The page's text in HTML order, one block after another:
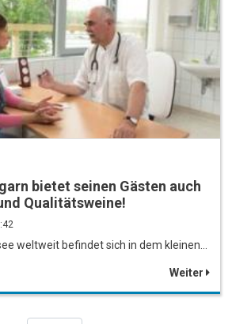
bietet seinen Gästen auch
Qualitätsweine!
weltweit befindet sich in dem kleinen…
Weiter